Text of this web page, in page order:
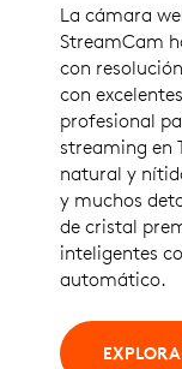
La cámara
StreamCam
con
con
profesional
streaming en
natural y
y muchos
de cristal
inteligentes
automático.